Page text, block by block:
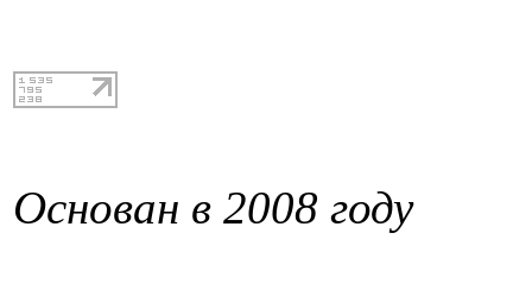
Основан в 2008 году